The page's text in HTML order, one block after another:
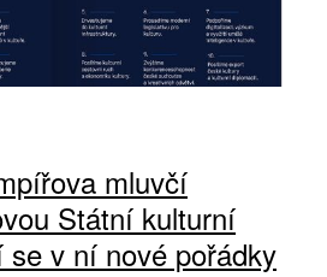
mluvčí
Státní kulturní
se v ní nové pořádky